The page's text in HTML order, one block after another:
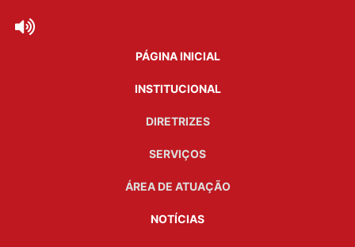
PÁGINA INICIAL
INSTITUCIONAL
DIRETRIZES
SERVIÇOS
ÁREA DE ATUAÇÃO
NOTÍCIAS